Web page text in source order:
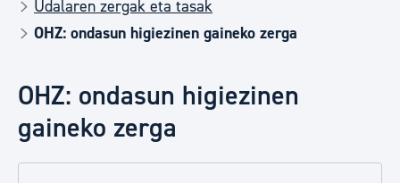
Udalaren zergak eta tasak
OHZ: ondasun higiezinen gaineko zerga
OHZ: ondasun higiezinen
gaineko zerga